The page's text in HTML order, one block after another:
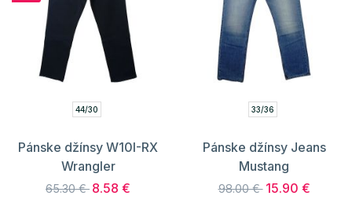
44/30
Pánske džínsy W10I-RX
Wrangler
65.30 € 8.58 €
33/36
Pánske džínsy Jeans
Mustang
98.00 € 15.90 €